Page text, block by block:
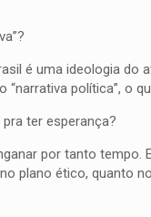
é uma ideologia do
política”, o
ter esperança?
por tanto tempo.
plano ético, quanto